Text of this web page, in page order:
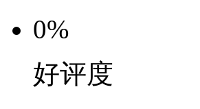
0%
好评度